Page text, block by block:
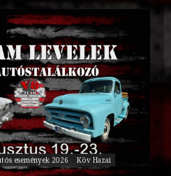
események 2026
Köv Hazai